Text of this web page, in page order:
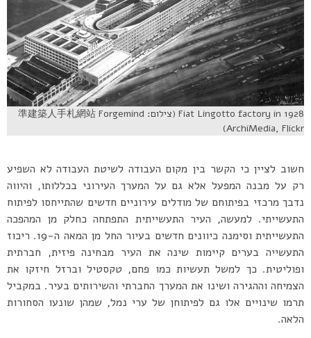
Fiat Lingotto factory in 1928 (צילום: 準建築人手札網站 Forgemind
ArchiMedia, Flickr)
חשוב לציין כי הקשר בין מקום העבודה לשיטת העבודה לא השפיע
רק על מבנה המפעל אלא גם על המערך העירוני בכללותו, והיווה
נדבך מרכזי בפיתוחם של מודלים עירוניים חדשים שהתייחסו לפיתוח
התעשייתי. למעשה, העיר התעשייתית התפתחה כחלק מן המהפכה
התעשייתית וסימנה כיוונים חדשים בעיור החל מן המאה ה-19. ריכוז
התעשייה בערים קיימות שינה את העיר מבחינה פיזית, חברתית
ופוליטית. כך למשל תעשיות כמו פחם, טקסטיל וברזל חיזקו את
הצמיחה וההגירה ושינו את המערך החברתי והשירותים בעיר. במקביל
תרמו שינויים אלו גם לפיתוחן של ערי נמל, שמהן שונעו הסחורות
הלאה.